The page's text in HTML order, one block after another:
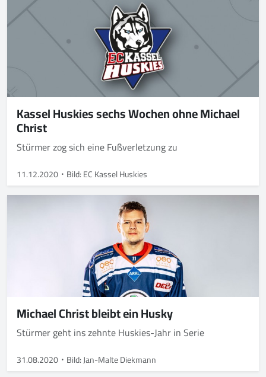
Kassel Huskies sechs Wochen ohne Michael
Christ
Stürmer zog sich eine Fußverletzung zu
11.12.2020 Bild: EC Kassel Huskies
Michael Christ bleibt ein Husky
Stürmer geht ins zehnte Huskies-Jahr in Serie
31.08.2020 Bild: Jan-Malte Diekmann